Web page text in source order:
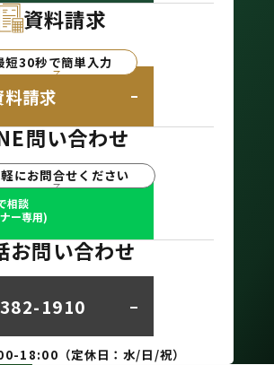
資料請求
短30秒で簡単入力
料請求
問い合わせ
にお問合せください
相談
ー専用)
お問い合わせ
1910
18:00（定休日：水/日/祝）